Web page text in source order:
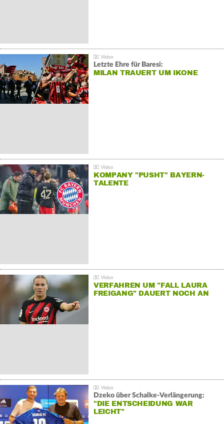
Letzte Ehre für Baresi:
MILAN TRAUERT UM IKONE
KOMPANY "PUSHT" BAYERN-
TALENTE
VERFAHREN UM "FALL LAURA
FREIGANG" DAUERT NOCH AN
Dzeko über Schalke-Verlängerung:
"DIE ENTSCHEIDUNG WAR
LEICHT"